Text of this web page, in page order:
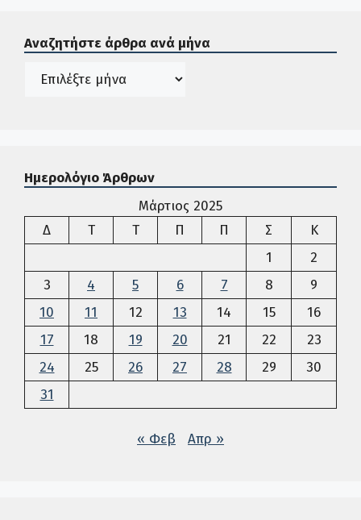
Αναζητήστε άρθρα ανά μήνα
Ιστορικό
Ημερολόγιο Άρθρων
Μάρτιος 2025
ΔΔευτέρα
ΤΤρίτη ΤΤετάρτη
Π Πέμπτη
Π Παρασκευή
Σ Σάββατο
Κ
1
2
3
4 5 6 7 8
9
10
11 12 13 14 15
16
17
18 19 20 21 22
23
24
25 26 27 28 29
30
31
« Φεβ Απρ »